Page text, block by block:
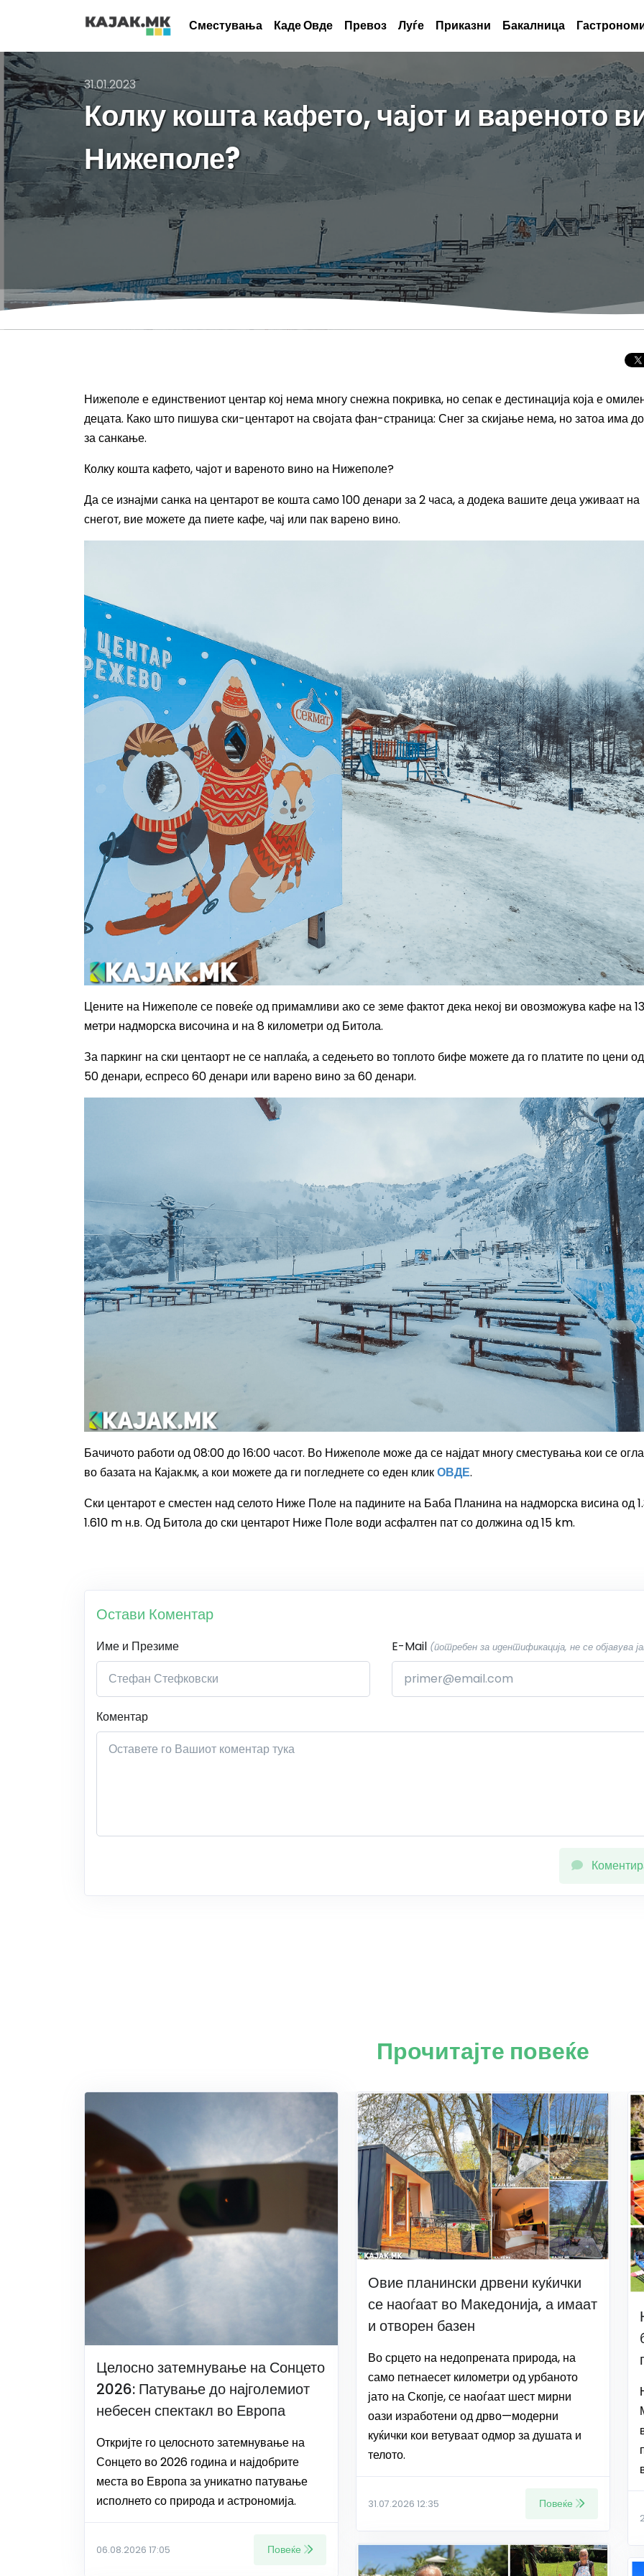
Сместувања Каде Овде Превоз Луѓе Приказни Бакалница
31.01.2023
Колку кошта кафето, чајот и вареното
Нижеполе?
Нижеполе е единствениот центар кој нема многу снежна покривка, но сепак е дестинација која е
децата. Како што пишува ски-центарот на својата фан-страница: Снег за скијање нема, но затоа има
за санкање.
Колку кошта кафето, чајот и вареното вино на Нижеполе?
Да се изнајми санка на центарот ве кошта само 100 денари за 2 часа, а додека вашите деца уживаат на
снегот, вие можете да пиете кафе, чај или пак варено вино.
Цените на Нижеполе се повеќе од примамливи ако се земе фактот дека некој ви овозможува кафе на
метри надморска височина и на 8 километри од Битола.
За паркинг на ски центаорт не се наплаќа, а седењето во топлото бифе можете да го платите по цени од
50 денари, еспресо 60 денари или варено вино за 60 денари.
Бачичото работи од 08:00 до 16:00 часот. Во Нижеполе може да се најдат многу сместувања кои се
во базата на Кајак.мк, а кои можете да ги погледнете со еден кликОВДЕ.
Ски центарот е сместен над селото Ниже Поле на падините на Баба Планина на надморска висина од
1.610 m н.в. Од Битола до ски центарот Ниже Поле води асфалтен пат со должина од 15 km.
Остави Коментар
Име и Презиме E-Mail (потребен за идентификација, не се објавува
Коментар
Прочитајте повеќе
Целосно затемнување на Сонцето
2026: Патување до најголемиот
небесен спектакл во Европа
Откријте го целосното затемнување на
Сонцето во 2026 година и најдобрите
места во Европа за уникатно патување
исполнето со природа и астрономија.
06.08.2026 17:05 Повеќе
Овие планински дрвени куќички
се наоѓаат во Македонија, а имаат
и отворен базен
Во срцето на недопрената природа, на
само петнаесет километри од урбаното
јато на Скопје, се наоѓаат шест мирни
оази изработени од дрво—модерни
куќички кои ветуваат одмор за душата и
телото.
31.07.2026 12:35 Повеќе